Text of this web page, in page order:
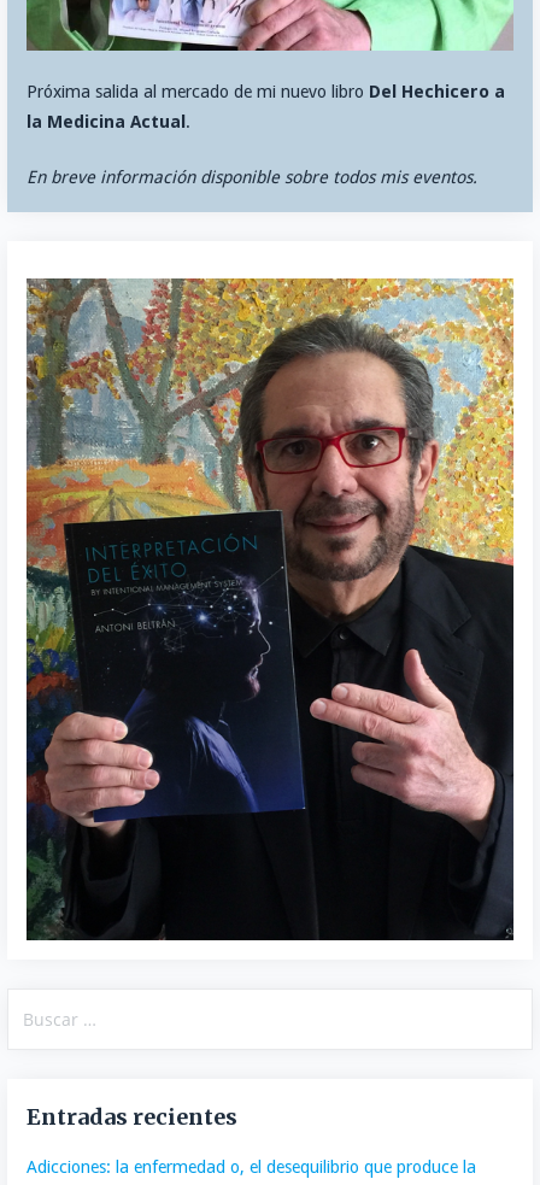
Próxima salida al mercado de mi nuevo libro Del Hechicero a
la Medicina Actual.
En breve información disponible sobre todos mis eventos.
Entradas recientes
Adicciones: la enfermedad o, el desequilibrio que produce la